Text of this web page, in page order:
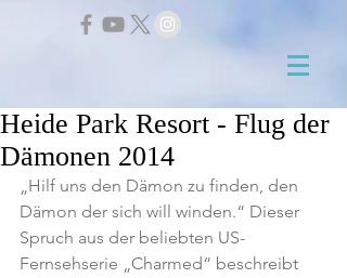
Heide Park Resort - Flug der
Dämonen 2014
„Hilf uns den Dämon zu finden, den
Dämon der sich will winden.“ Dieser
Spruch aus der beliebten US-
Fernsehserie „Charmed“ beschreibt